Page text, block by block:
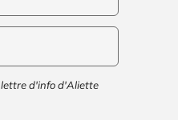
lettre d'info d'Aliette